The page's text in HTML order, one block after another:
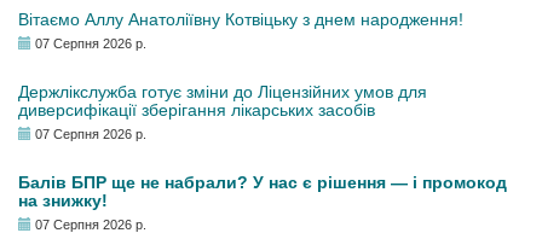
Вітаємо Аллу Анатоліївну Котвіцьку з днем народження!
07 Серпня 2026 р.
Держлікслужба готує зміни до Ліцензійних умов для
диверсифікації зберігання лікарських засобів
07 Серпня 2026 р.
Балів БПР ще не набрали? У нас є рішення — і промокод
на знижку!
07 Серпня 2026 р.